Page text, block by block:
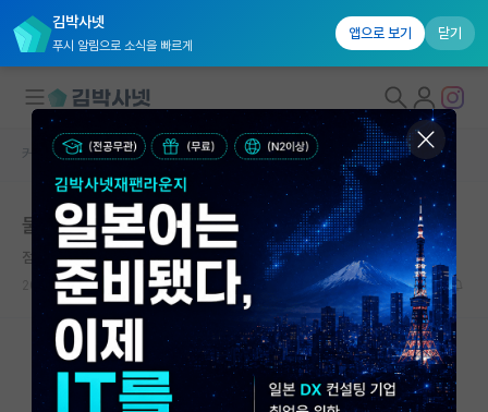
김박사넷
푸시 알림으로 소식을 빠르게
앱으로 보기 닫기
대학원생 모집
국내대학원 정보
연구실&오픈랩
커뮤니티
커뮤니티 홈
전체글보기
커뮤니티 홈 자유 게시판(아무개랩)
물 산업
점잖은 라이프니츠
2024.08.29 0 655